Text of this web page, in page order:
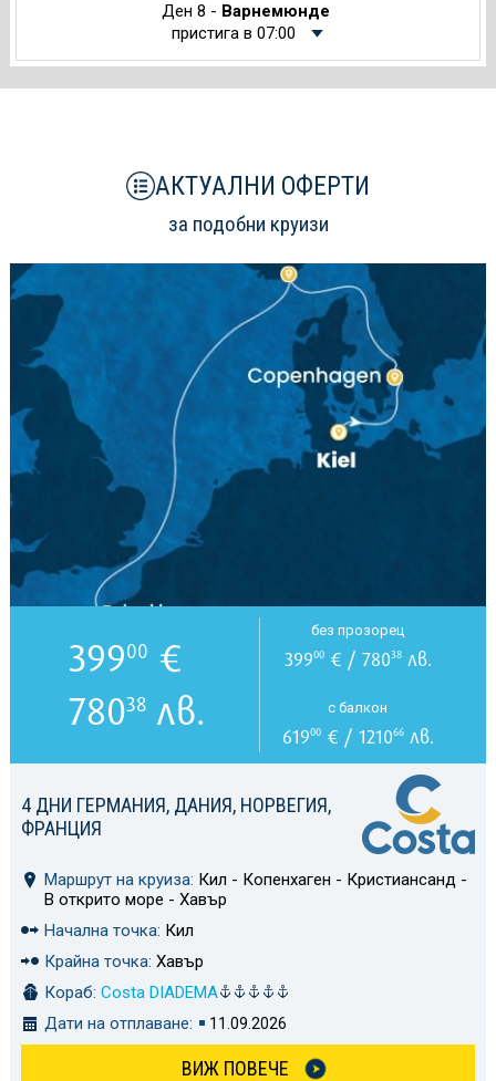
Ден 8 - Варнемюнде
пристига в 07:00
АКТУАЛНИ ОФЕРТИ
за подобни круизи
4 ДНИ ГЕРМАНИЯ, ДАНИЯ, НОРВЕГИЯ,
ФРАНЦИЯ
Маршрут на круиза: Кил - Копенхаген - Кристиансанд -
В открито море - Хавър
Начална точка: Кил
Крайна точка: Хавър
Кораб: Costa DIADEMA
Дати на отплаване:
11.09.2026
ВИЖ ПОВЕЧЕ
39900 €
78038лв.
без прозорец
39900€ / 78038лв.
с балкон
61900€ / 121066лв.